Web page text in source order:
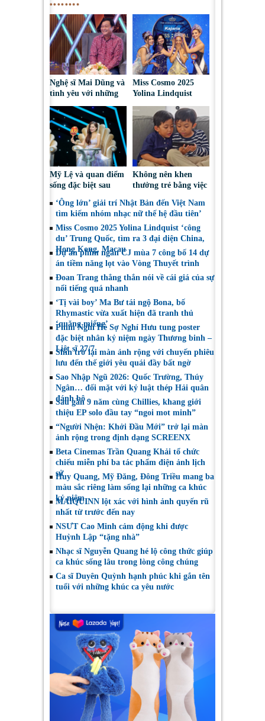
Nghệ sĩ Mai Dũng và
tình yêu với những
Miss Cosmo 2025
Yolina Lindquist
đại diện mới tranh
tài Miss Cosmo 2026
Mỹ Lệ và quan điểm
sống đặc biệt sau
Không nên khen
thưởng trẻ bằng việc
thoại
‘Ông lớn’ giải trí Nhật Bản đến Việt Nam
tìm kiếm nhóm nhạc nữ thế hệ đầu tiên’
Miss Cosmo 2025 Yolina Lindquist ‘công
du’ Trung Quốc, tìm ra 3 đại diện China,
Hong Kong, Macau
Dự án phim ngắn CJ mùa 7 công bố 14 dự
án tiềm năng lọt vào Vòng Thuyết trình
Đoan Trang thẳng thắn nói về cái giá của sự
nổi tiếng quá nhanh
‘Tị vài boy’ Ma Bư tái ngộ Bona, bố
Rhymastic vừa xuất hiện đã tranh thủ
‘quăng miếng’
Phim Nghỉ Hè Sợ Nghỉ Hưu tung poster
đặc biệt nhân kỷ niệm ngày Thương binh –
Liệt sĩ 27/7
Shin trở lại màn ảnh rộng với chuyến phiêu
lưu đến thế giới yêu quái đầy bất ngờ
Sao Nhập Ngũ 2026: Quốc Trường, Thúy
Ngân… đối mặt với kỷ luật thép Hải quân
đánh bộ
Sau gần 9 năm cùng Chillies, khang giới
thiệu EP solo đầu tay “ngoi mot minh”
“Người Nhện: Khởi Đầu Mới” trở lại màn
ảnh rộng trong định dạng SCREENX
Beta Cinemas Trần Quang Khải tổ chức
chiếu miễn phí ba tác phẩm điện ảnh lịch
sử
Huy Quang, Mỹ Đăng, Đông Triều mang ba
màu sắc riêng làm sống lại những ca khúc
kỷ niệm
MAIQUINN lột xác với hình ảnh quyến rũ
nhất từ trước đến nay
NSƯT Cao Minh cảm động khi được
Huỳnh Lập “tặng nhà”
Nhạc sĩ Nguyễn Quang hé lộ công thức giúp
ca khúc sống lâu trong lòng công chúng
Ca sĩ Duyên Quỳnh hạnh phúc khi gắn tên
tuổi với những khúc ca yêu nước